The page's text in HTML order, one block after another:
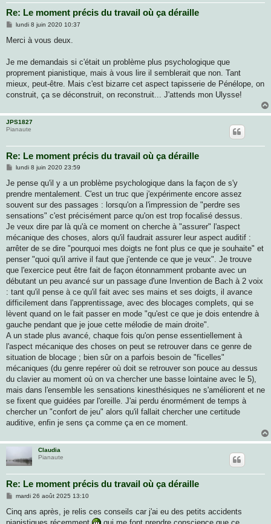
Re: Le moment précis du travail où ça déraille
M
s
g
lundi 8 juin 2020 10:37
Merci à vous deux.
Je me demandais si c'était un problème plus psychologique que
proprement pianistique, mais à vous lire il semblerait que non. Tant
mieux, peut-être. Mais c'est bizarre cet aspect tapisserie de Pénélope, on
construit, ça se déconstruit, on reconstruit... J'attends mon Ulysse!
JPS1827
Pianaute
Re: Le moment précis du travail où ça déraille
M
s
a
g
lundi 8 juin 2020 23:59
Je pense qu'il y a un problème psychologique dans la façon de s'y
prendre mentalement. C'est un truc que j'expérimente encore assez
souvent sur des passages : lorsqu'on a l'impression de "perdre ses
sensations" c'est précisément parce qu'on est trop focalisé dessus.
Je veux dire par là qu'à ce moment on cherche à "assurer" l'aspect
mécanique des choses, alors qu'il faudrait assurer leur aspect auditif :
arrêter de se dire "pourquoi mes doigts ne font plus ce que je souhaite" et
penser "quoi qu'il arrive il faut que j'entende ce que je veux". Je trouve
que l'exercice peut être fait de façon étonnamment probante avec un
débutant un peu avancé sur un passage d'une Invention de Bach à 2 voix
: tant qu'il pense à ce qu'il fait avec ses mains et ses doigts, il avance
difficilement dans l'apprentissage, avec des blocages complets, qui se
lèvent quand on le fait passer en mode "qu'est ce que je dois entendre à
gauche pendant que je joue cette mélodie de main droite".
A un stade plus avancé, chaque fois qu'on pense essentiellement à
l'aspect mécanique des choses on peut se retrouver dans ce genre de
situation de blocage ; bien sûr on a parfois besoin de "ficelles"
mécaniques (du genre repérer où doit se retrouver son pouce au dessus
du clavier au moment où on va chercher une basse lointaine avec le 5),
mais dans l'ensemble les sensations kinesthésiques ne s'améliorent et ne
se fixent que guidées par l'oreille. J'ai perdu énormément de temps à
chercher un "confort de jeu" alors qu'il fallait chercher une certitude
auditive, enfin je sens ça comme ça en ce moment.
Claudia
Pianaute
Re: Le moment précis du travail où ça déraille
M
s
mardi 26 août 2025 13:10
Cinq ans après, je relis ces conseils car j'ai eu des petits accidents